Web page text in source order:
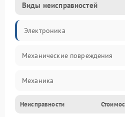
Виды неисправностей
Электроника
Механические повреждения
Механика
Электропитание
Неисправности